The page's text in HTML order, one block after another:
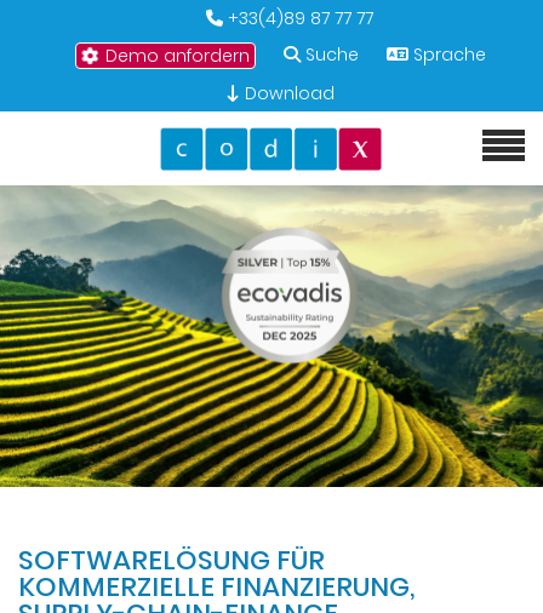
+33(4)89 87 77 77
Demo anfordern
Suche
Sprache
Download
SOFTWARELÖSUNG FÜR
KOMMERZIELLE FINANZIERUNG,